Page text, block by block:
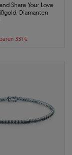
Share Your Love
Diamanten
331 €